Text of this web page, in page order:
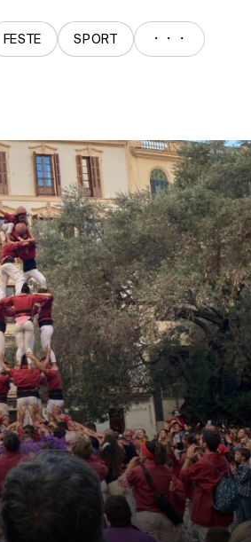
FESTE SPORT ・・・